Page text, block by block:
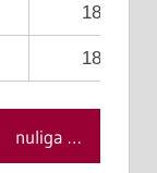
18
18
nuliga …